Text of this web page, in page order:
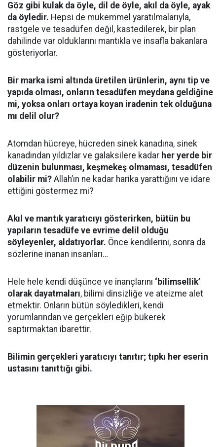
Göz gibi kulak da öyle, dil de öyle, akıl da öyle, ayak
da öyledir. Hepsi de mükemmel yaratılmalarıyla,
rastgele ve tesadüfen değil, kastedilerek, bir plan
dahilinde var olduklarını mantıkla ve insafla bakanlara
gösteriyorlar.
Bir marka ismi altında üretilen ürünlerin, aynı tip ve
yapıda olması, onların tesadüfen meydana geldiğine
mi, yoksa onları ortaya koyan iradenin tek olduğuna
mı delil olur?
Atomdan hücreye, hücreden sinek kanadına, sinek
kanadından yıldızlar ve galaksilere kadar her yerde bir
düzenin bulunması, keşmekeş olmaması, tesadüfen
olabilir mi? Allah’ın ne kadar harika yarattığını ve idare
ettiğini göstermez mi?
Akıl ve mantık yaratıcıyı gösterirken, bütün bu
yapıların tesadüfe ve evrime delil olduğu
söyleyenler, aldatıyorlar. Önce kendilerini, sonra da
sözlerine inanan insanları…
Hele hele kendi düşünce ve inançlarını ‘bilimsellik’
olarak dayatmaları, bilimi dinsizliğe ve ateizme alet
etmektir. Onların bütün söyledikleri, kendi
yorumlarından ve gerçekleri eğip bükerek
saptırmaktan ibarettir.
Bilimin gerçekleri yaratıcıyı tanıtır; tıpkı her eserin
ustasını tanıttığı gibi.